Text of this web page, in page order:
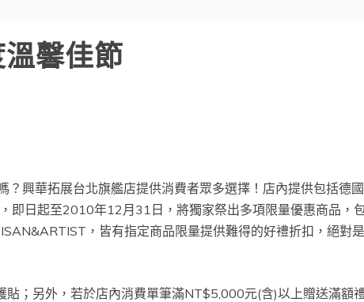
馨佳節
興華拓展台北旗艦店提供消費者眾多選擇！店內提供包括德
即日起至2010年12月31日，將獨家祭出多項限量優惠商品，
，皆有指定商品限量提供難得的好禮折扣，絕對
；另外，若於店內消費單筆滿NT$5,000元(含)以上贈送滿額